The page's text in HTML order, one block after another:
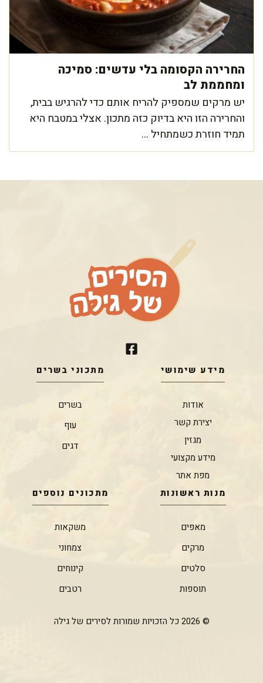
החרירה הקסומה בלי עדשים: סמיכה
ומחממת לב
יש מרקים שמספיק להריח אותם כדי להרגיש בבית,
והחרירה הזו היא בדיוק כזה מתכון. אצלי במטבח היא
תמיד חוזרת כשמתחיל ...
מידע שימושי
אודות
יצירת קשר
מגזין
מידע מקצועי
מפת אתר
מתכוני בשרים
בשרים
עוף
דגים
מנות ראשונות
מאפים
מרקים
סלטים
תוספות
מתכונים נוספים
משקאות
צמחוני
קינוחים
רטבים
© 2026 כל הזכויות שמורות לסירים של גילה